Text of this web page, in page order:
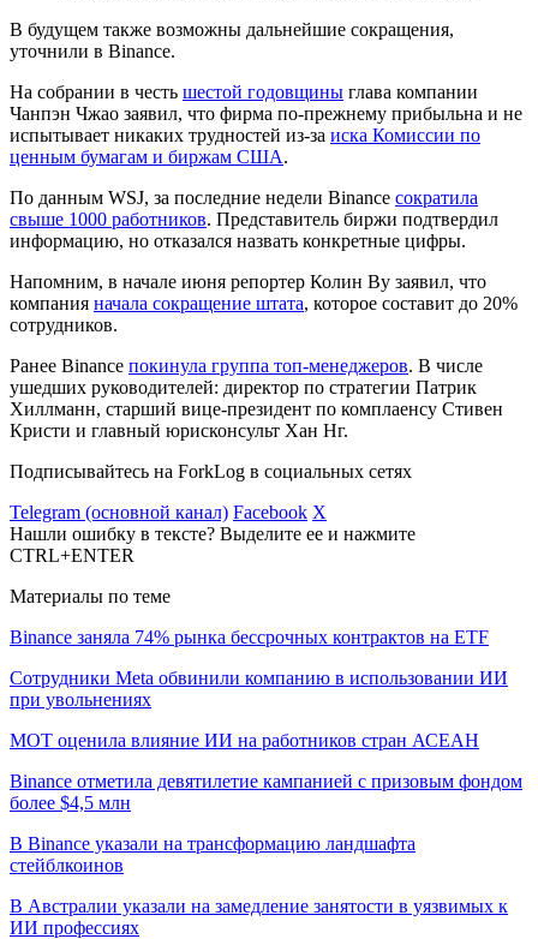
В будущем также возможны дальнейшие сокращения,
уточнили в Binance.
На собрании в честь шестой годовщины глава компании
Чанпэн Чжао заявил, что фирма по-прежнему прибыльна и не
испытывает никаких трудностей из-за иска Комиссии по
ценным бумагам и биржам США.
По данным WSJ, за последние недели Binance сократила
свыше 1000 работников. Представитель биржи подтвердил
информацию, но отказался назвать конкретные цифры.
Напомним, в начале июня репортер Колин Ву заявил, что
компания начала сокращение штата, которое составит до 20%
сотрудников.
Ранее Binance покинула группа топ-менеджеров. В числе
ушедших руководителей: директор по стратегии Патрик
Хиллманн, старший вице-президент по комплаенсу Стивен
Кристи и главный юрисконсульт Хан Нг.
Подписывайтесь на ForkLog в социальных сетях
Telegram (основной канал) Facebook X
Нашли ошибку в тексте? Выделите ее и нажмите
CTRL+ENTER
Материалы по теме
Binance заняла 74% рынка бессрочных контрактов на ETF
Сотрудники Meta обвинили компанию в использовании ИИ
при увольнениях
МОТ оценила влияние ИИ на работников стран АСЕАН
Binance отметила девятилетие кампанией с призовым фондом
более $4,5 млн
В Binance указали на трансформацию ландшафта
стейблкоинов
В Австралии указали на замедление занятости в уязвимых к
ИИ профессиях